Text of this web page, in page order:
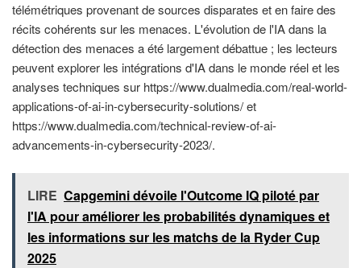
télémétriques provenant de sources disparates et en faire des
récits cohérents sur les menaces. L'évolution de l'IA dans la
détection des menaces a été largement débattue ; les lecteurs
peuvent explorer les intégrations d'IA dans le monde réel et les
analyses techniques sur https://www.dualmedia.com/real-world-
applications-of-ai-in-cybersecurity-solutions/ et
https://www.dualmedia.com/technical-review-of-ai-
advancements-in-cybersecurity-2023/.
LIRE Capgemini dévoile l'Outcome IQ piloté par
l'IA pour améliorer les probabilités dynamiques et
les informations sur les matchs de la Ryder Cup
2025